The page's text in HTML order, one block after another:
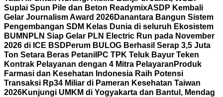
Suplai Spun Pile dan Beton ReadymixASDP Kembali
Gelar Journalism Award 2026Danantara Bangun Sistem
Pengembangan SDM Kelas Dunia di seluruh Ekosistem
BUMN PLN Siap Gelar PLN Electric Run pada November
2026 di ICE BSD Perum BULOG Berhasil Serap 3,5 Juta
Ton Setara Beras Petani IPC TPK Teluk Bayur Teken
Kontrak Pelayanan dengan 4 Mitra Pelayaran Produk
Farmasi dan Kesehatan Indonesia Raih Potensi
Transaksi Rp34 Miliar di Pameran Kesehatan Taiwan
2026Kunjungi UMKM di Yogyakarta dan Bantul, Mendag